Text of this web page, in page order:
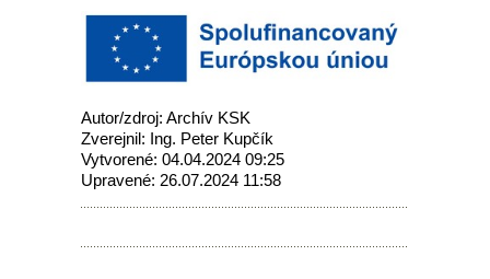
Autor/zdroj: Archív KSK
Zverejnil: Ing. Peter Kupčík
Vytvorené: 04.04.2024 09:25
Upravené: 26.07.2024 11:58